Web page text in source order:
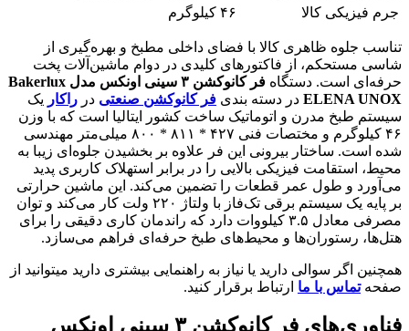
جرم فیزیکی کالا
۴۶ کیلوگرم
تناسب جلوه ظاهری کالا با فضای داخلی مطبخ و بهره‌گیری از
شاسی مستحکم، از فاکتورهای کلیدی در دوام ماشین‌آلات پخت
حرفه‌ای است. دستگاه فر کانوکشن ۳
سینی اونکس مدل Bakerlux
ELENA UNOX در دسته بندی فر کانوکشن صنعتی در راکار یک
سیستم طبخ مدرن و اتوماتیک ساخت کشور ایتالیا است که با وزن
۴۶ کیلوگرم و مختصات فنی ۴۲۷ * ۸۱۱ * ۸۰۰ میلی‌متر مهندسی
شده است. ساختار بیرونی این فر علاوه بر بخشیدن جلوه‌ای زیبا به
محیط، استقامت فیزیکی بالایی را در برابر استهلاک کاربری پدید
می‌آورد و طول عمر قطعات را تضمین می‌کند. این ماشین حرارتی
بر پایه یک سیستم برقی تک‌فاز با ولتاژ ۲۲۰ ولت کار می‌کند و توان
مصرفی معادل ۳.۵ کیلووات دارد که راندمان کاری دقیقی را برای
هتل‌ها، رستوران‌ها و محیط‌های طبخ حرفه‌ای فراهم می‌سازد.
همچنین اگر سوالی دارید یا نیاز به راهنمایی بیشتری دارید میتوانید از
صفحهتماس با ما ارتباط برقرار کنید.
فناوری‌های فر کانوکشن۳ سینی اونکس